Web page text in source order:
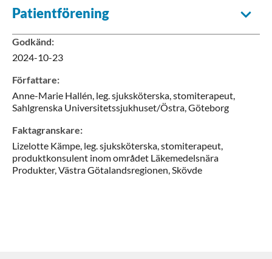
Patientförening
Godkänd:
2024-10-23
Författare:
Anne-Marie Hallén, leg. sjuksköterska, stomiterapeut,
Sahlgrenska Universitetssjukhuset/Östra,Göteborg
Faktagranskare:
Lizelotte Kämpe, leg. sjuksköterska, stomiterapeut,
produktkonsulent inom området Läkemedelsnära
Produkter,Västra Götalandsregionen,Skövde